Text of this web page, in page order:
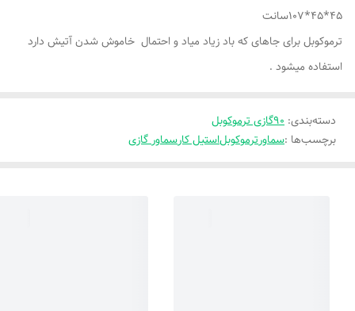
45*45*107سانت
ترموکوبل برای جاهای که باد زیاد میاد و احتمال خاموش شدن آتیش دارد
استفاده میشود .
دسته‌بندی: 90گازی ترموکوبل
برچسب‌ها :سماورترموکوبلاستیل کارسماور گازی